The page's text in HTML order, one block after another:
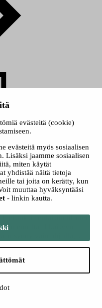
evästeitä (cookie)
evästeitä myös sosiaalisen
Lisäksi jaamme sosiaalisen
miten käytät
yhdistää näitä tietoja
tai joita on kerätty, kun
muuttaa hyväksyntääsi
- linkin kautta.
Kuuntele
opiskelija ja työntekijä
erilaisiin tilanteisiin
ennalta ehkäisyyn.
tulla – ihan jokaisen.